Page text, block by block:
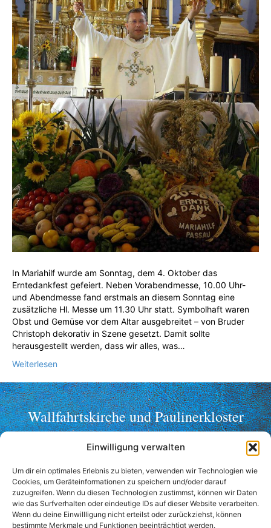
Einwilligung verwalten
Um dir ein optimales Erlebnis zu bieten, verwenden wir Technologien wie
Cookies, um Geräteinformationen zu speichern und/oder darauf
zuzugreifen. Wenn du diesen Technologien zustimmst, können wir Daten
wie das Surfverhalten oder eindeutige IDs auf dieser Website verarbeiten.
Wenn du deine Einwillligung nicht erteilst oder zurückziehst, können
bestimmte Merkmale und Funktionen beeinträchtigt werden.
In Mariahilf wurde am Sonntag, dem 4. Oktober das
Erntedankfest gefeiert. Neben Vorabendmesse, 10.00 Uhr-
und Abendmesse fand erstmals an diesem Sonntag eine
zusätzliche Hl. Messe um 11.30 Uhr statt. Symbolhaft waren
Obst und Gemüse vor dem Altar ausgebreitet – von Bruder
Christoph dekorativ in Szene gesetzt. Damit sollte
herausgestellt werden, dass wir alles, was…
Weiterlesen
Wallfahrtskirche und Paulinerkloster
Mariahilf ob Passau
Telefon: +49 (0)851 2356
Fax: +49 (0)851 36998
wallfahrt@mariahilf-passau.de
Anschrift:
Mariahilfberg 3